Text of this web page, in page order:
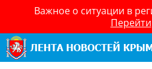
Важное о ситуации в
Перейти